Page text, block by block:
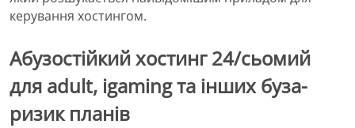
керування хостингом.
Абузостійкий хостинг 24/сьомий
для adult, igaming та інших буза-
ризик планів